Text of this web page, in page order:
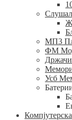
МП3
ФМ
Усб